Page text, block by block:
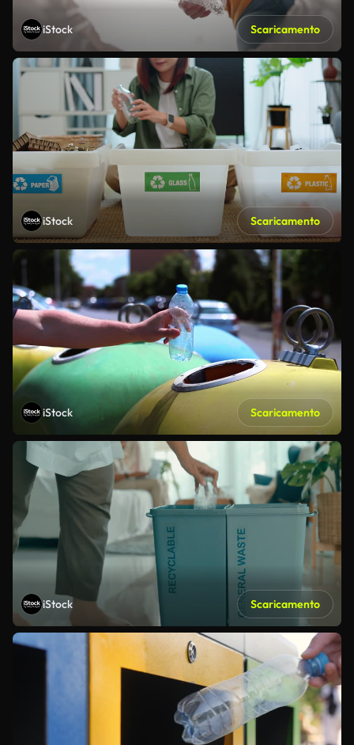
iStock Scaricamento
iStock Scaricamento
iStock Scaricamento
iStock Scaricamento